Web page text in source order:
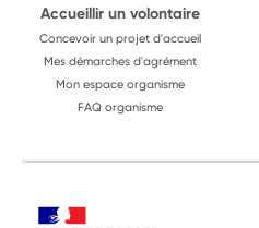
Accueillir un volontaire
Concevoir un projet d'accueil
Mes démarches d'agrément
Mon espace organisme
FAQ organisme